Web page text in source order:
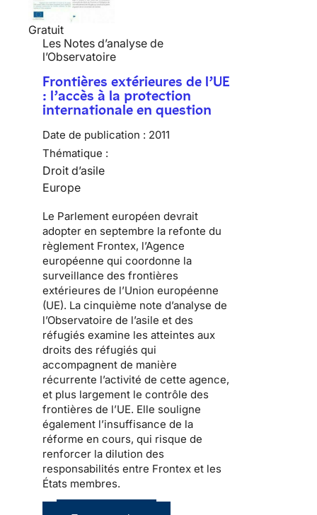
Gratuit
Les Notes d’analyse de
l’Observatoire
Frontières extérieures de l’UE
: l’accès à la protection
internationale en question
Date de publication : 2011
Thématique :
Droit d’asile
Europe
Le Parlement européen devrait
adopter en septembre la refonte du
règlement Frontex, l’Agence
européenne qui coordonne la
surveillance des frontières
extérieures de l’Union européenne
(UE). La cinquième note d’analyse de
l’Observatoire de l’asile et des
réfugiés examine les atteintes aux
droits des réfugiés qui
accompagnent de manière
récurrente l’activité de cette agence,
et plus largement le contrôle des
frontières de l’UE. Elle souligne
également l’insuffisance de la
réforme en cours, qui risque de
renforcer la dilution des
responsabilités entre Frontex et les
États membres.